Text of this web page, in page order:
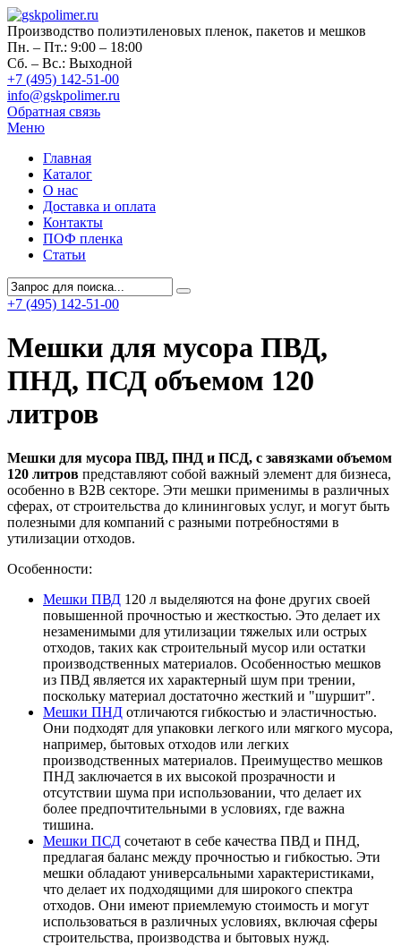
Производство полиэтиленовых пленок, пакетов и мешков
Пн. – Пт.: 9:00 – 18:00
Сб. – Вс.: Выходной
+7 (495) 142-51-00
info@gskpolimer.ru
Обратная связь
Меню
Главная
Каталог
О нас
Доставка и оплата
Контакты
ПОФ пленка
Статьи
+7 (495) 142-51-00
Мешки для мусора ПВД,
ПНД, ПСД объемом 120
литров
Мешки для мусора ПВД, ПНД и ПСД, с завязками объемом
120 литров представляют собой важный элемент для бизнеса,
особенно в B2B секторе. Эти мешки применимы в различных
сферах, от строительства до клининговых услуг, и могут быть
полезными для компаний с разными потребностями в
утилизации отходов.
Особенности:
Мешки ПВД 120 л выделяются на фоне других своей
повышенной прочностью и жесткостью. Это делает их
незаменимыми для утилизации тяжелых или острых
отходов, таких как строительный мусор или остатки
производственных материалов. Особенностью мешков
из ПВД является их характерный шум при трении,
поскольку материал достаточно жесткий и "шуршит".
Мешки ПНД отличаются гибкостью и эластичностью.
Они подходят для упаковки легкого или мягкого мусора,
например, бытовых отходов или легких
производственных материалов. Преимущество мешков
ПНД заключается в их высокой прозрачности и
отсутствии шума при использовании, что делает их
более предпочтительными в условиях, где важна
тишина.
Мешки ПСД сочетают в себе качества ПВД и ПНД,
предлагая баланс между прочностью и гибкостью. Эти
мешки обладают универсальными характеристиками,
что делает их подходящими для широкого спектра
отходов. Они имеют приемлемую стоимость и могут
использоваться в различных условиях, включая сферы
строительства, производства и бытовых нужд.